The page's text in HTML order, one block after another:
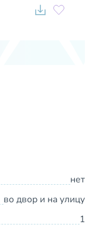
нет
во двор и на улицу
1